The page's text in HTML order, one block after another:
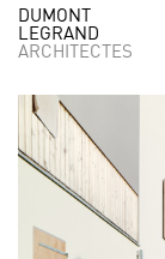
DUMONT
LEGRAND
ARCHITECTES